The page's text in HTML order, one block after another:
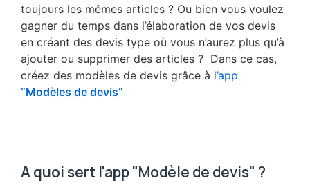
toujours les mêmes articles ? Ou bien vous voulez
gagner du temps dans l’élaboration de vos devis
en créant des devis type où vous n’aurez plus qu’à
ajouter ou supprimer des articles ? Dans ce cas,
créez des modèles de devis grâce à l’app
“Modèles de devis”
A quoi sert l'app "Modèle de devis" ?